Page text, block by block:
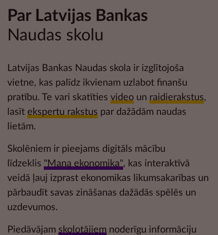
Par Latvijas Bankas
Naudas skolu
Latvijas Bankas Naudas skola ir izglītojoša
vietne, kas palīdz ikvienam uzlabot finanšu
pratību. Te vari skatīties video un raidierakstus,
lasīt ekspertu rakstus par dažādām naudas
lietām.
Skolēniem ir pieejams digitāls mācību
līdzeklis "Mana ekonomika", kas interaktīvā
veidā ļauj izprast ekonomikas likumsakarības un
pārbaudīt savas zināšanas dažādās spēlēs un
uzdevumos.
Piedāvājam skolotājiem noderīgu informāciju